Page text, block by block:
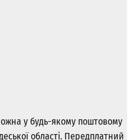
у будь-якому поштовому
області. Передплатний